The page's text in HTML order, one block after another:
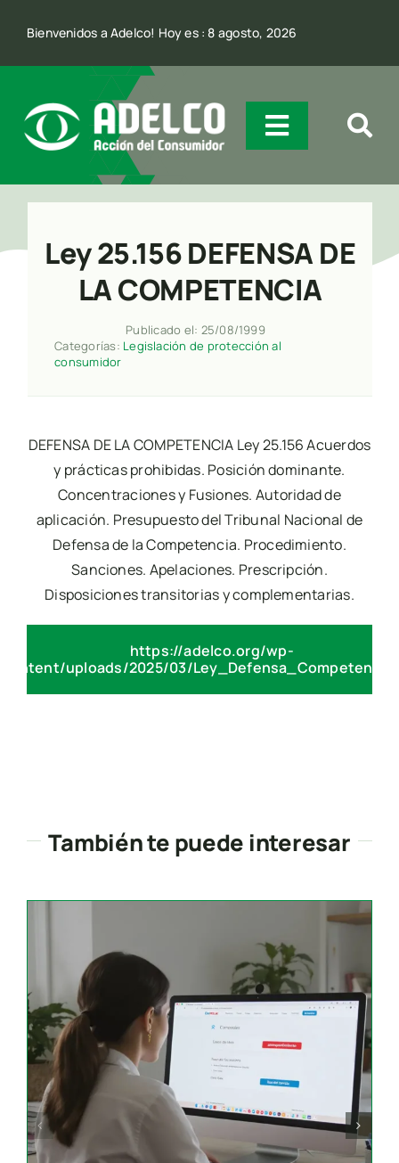
content
Bienvenidos a Adelco! Hoy es : 8 agosto, 2026
Toggle
Navigation
Incidencia
Comunicación
Ley 25.156 DEFENSA DE
LA COMPETENCIA
Publicado el: 25/08/1999
Categorías: Legislación de protección al
consumidor
DEFENSA DE LA COMPETENCIA Ley 25.156 Acuerdos
y prácticas prohibidas. Posición dominante.
Concentraciones y Fusiones. Autoridad de
aplicación. Presupuesto del Tribunal Nacional de
Defensa de la Competencia. Procedimiento.
Sanciones. Apelaciones. Prescripción.
Disposiciones transitorias y complementarias.
https://adelco.org/wp-
content/uploads/2025/03/
También te puede interesar
Search